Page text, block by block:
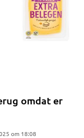
omdat er
om 18:08